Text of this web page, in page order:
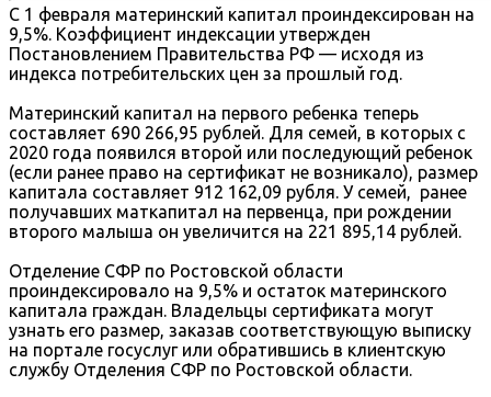
С 1 февраля материнский капитал проиндексирован на
9,5%. Коэффициент индексации утвержден
Постановлением Правительства РФ — исходя из
индекса потребительских цен за прошлый год.
Материнский капитал на первого ребенка теперь
составляет 690 266,95 рублей. Для семей, в которых с
2020 года появился второй или последующий ребенок
(если ранее право на сертификат не возникало), размер
капитала составляет 912 162,09 рубля. У семей, ранее
получавших маткапитал на первенца, при рождении
второго малыша он увеличится на 221 895,14 рублей.
Отделение СФР по Ростовской области
проиндексировало на 9,5% и остаток материнского
капитала граждан. Владельцы сертификата могут
узнать его размер, заказав соответствующую выписку
на портале госуслуг или обратившись в клиентскую
службу Отделения СФР по Ростовской области.